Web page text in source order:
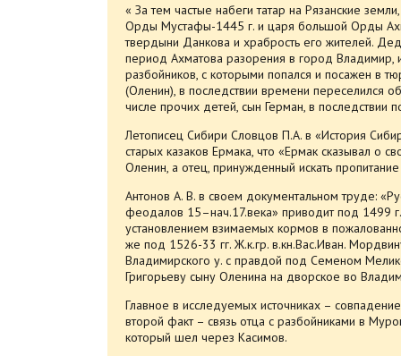
« За тем частые набеги татар на Рязанские
Орды Мустафы-1445 г. и царя большой Орды
твердыни Данкова и храбрость его жителей.
период Ахматова разорения в город Владимир,
разбойников, с которыми попался и посажен в
(Оленин), в последствии времени переселился
числе прочих детей, сын Герман, в последствии
Летописец Сибири Словцов П.А. в «История
старых казаков Ермака, что «Ермак сказывал о
Оленин, а отец, принужденный искать
Антонов А. В. в своем документальном труде:
феодалов 15–нач.17.века» приводит под 1499
установлением взимаемых кормов в
же под 1526-33 гг. Ж.к.гр. в.кн.Вас.Иван.
Владимирского у. с правдой под Семеном
Григорьеву сыну Оленина на дворское во
Главное в исследуемых источниках –
второй факт – связь отца с разбойниками в
который шел через Касимов.